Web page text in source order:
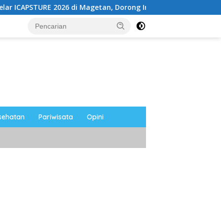
di Magetan, Dorong Inovasi untuk Masa Depan
Pariwisata Opini